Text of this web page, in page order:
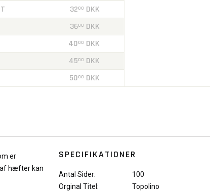
3200 DKK
3600 DKK
4000 DKK
4500 DKK
5000 DKK
er
af hæfter kan
SPECIFIKATIONER
Antal Sider:
100
Orginal Titel:
Topolino